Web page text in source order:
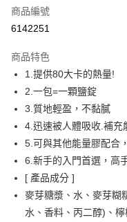
信用卡分期付款
合作金庫商業銀行
華南商業銀行
上海商業儲蓄銀行
國泰世華商業銀行
臺灣中小企業銀行
匯豐（台灣）商業銀行
聯邦商業銀行
元大商業銀行
玉山商業銀行
台新國際商業銀行
台灣樂天信用卡公司
6 期 0 利率 每期
華南商業銀行
上海商業儲蓄銀行
國泰世華商業銀行
臺灣中小企業銀行
匯豐（台灣）商業銀行
聯邦商業銀行
元大商業銀行
玉山商業銀行
台新國際商業銀行
LINE Pay
Apple Pay
街口支付
悠遊付
Google Pay
ATM付款
商品編號
6142251
商品特色
1.提供80大卡的熱量!
2.一包=一顆鹽錠
3.質地輕盈，不黏膩
4.迅速被人體吸收.補充
5.可與其他能量膠配合
6.新手的入門首選，高
[ 產品成分 ]
麥芽糖漿、水、麥芽糊
水、香料、丙二醇)、